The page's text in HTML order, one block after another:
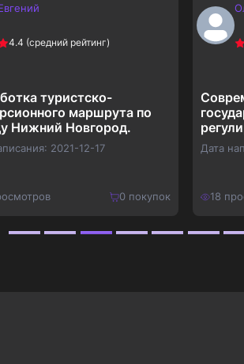
4.4 (средний рейтинг)
туристско-
маршрута по
Нижний Новгород.
2021-12-17
0 покупок
Дата
18